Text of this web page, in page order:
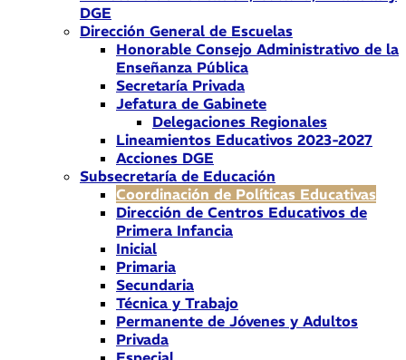
DGE
Dirección General de Escuelas
Honorable Consejo Administrativo de la
Enseñanza Pública
Secretaría Privada
Jefatura de Gabinete
Delegaciones Regionales
Lineamientos Educativos 2023-2027
Acciones DGE
Subsecretaría de Educación
Coordinación de Políticas Educativas
Dirección de Centros Educativos de
Primera Infancia
Inicial
Primaria
Secundaria
Técnica y Trabajo
Permanente de Jóvenes y Adultos
Privada